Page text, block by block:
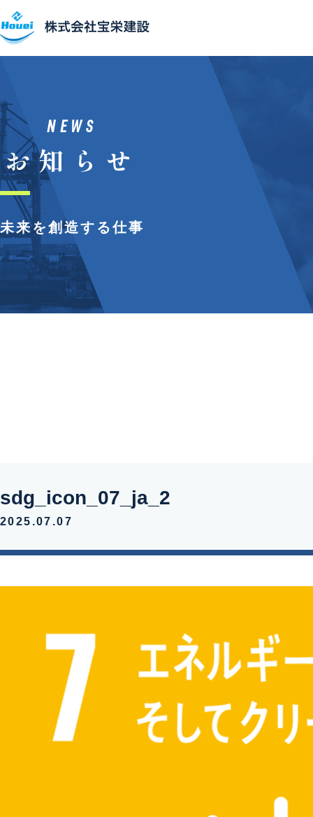
会社概要
SDGs
採⽤情報
NEWS
お知らせ
未来を創造する仕事
sdg_icon_07_ja_2
2025.07.07